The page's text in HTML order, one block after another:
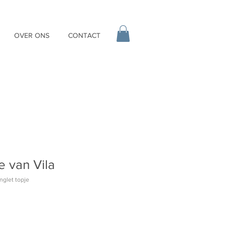
OVER ONS CONTACT
van Vila
topje